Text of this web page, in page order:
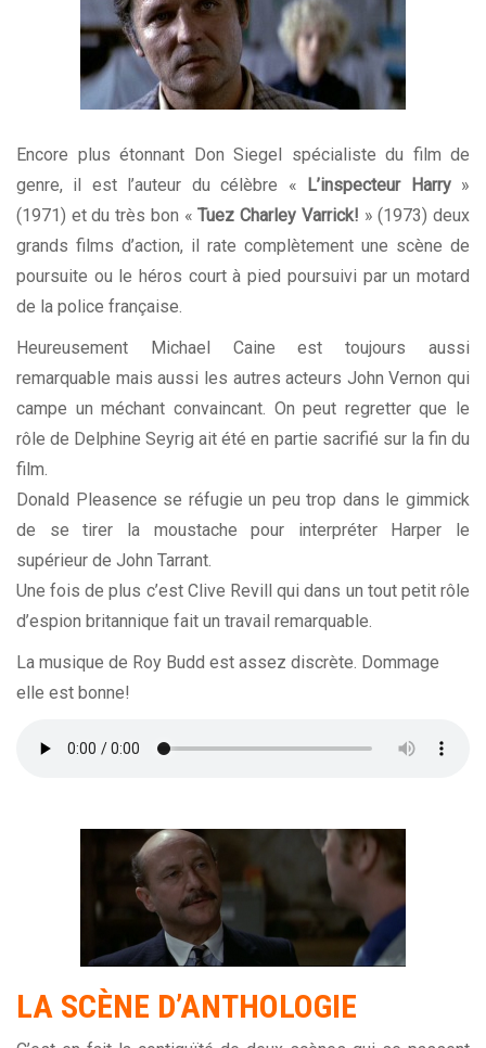
Encore plus étonnant Don Siegel spécialiste du film de
genre, il est l’auteur du célèbre «
L’inspecteur Harry»
(1971) et du très bon «Tuez Charley Varrick! » (1973) deux
grands films d’action, il rate complètement une scène de
poursuite ou le héros court à pied poursuivi par un motard
de la police française.
Heureusement Michael Caine est toujours aussi
remarquable mais aussi les autres acteurs John Vernon qui
campe un méchant convaincant. On peut regretter que le
rôle de Delphine Seyrig ait été en partie sacrifié sur la fin du
film.
Donald Pleasence se réfugie un peu trop dans le gimmick
de se tirer la moustache pour interpréter Harper le
supérieur de John Tarrant.
Une fois de plus c’est Clive Revill qui dans un tout petit rôle
d’espion britannique fait un travail remarquable.
La musique de Roy Budd est assez discrète. Dommage
elle est bonne!
LA SCÈNE D’ANTHOLOGIE